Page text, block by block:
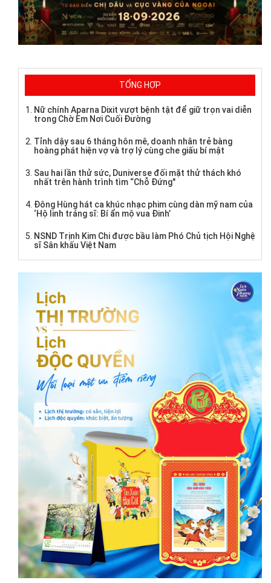
TỔNG HỢP
Nữ chính Aparna Dixit vượt bệnh tật để giữ trọn vai diễn
trong Chờ Em Nơi Cuối Đường
Tỉnh dậy sau 6 tháng hôn mê, doanh nhân trẻ bàng
hoàng phát hiện vợ và trợ lý cùng che giấu bí mật
Sau hai lần thử sức, Duniverse đối mặt thử thách khó
nhất trên hành trình tìm “Chỗ Đứng"
Đông Hùng hát ca khúc nhạc phim cùng dàn mỹ nam của
‘Hộ linh tráng sĩ: Bí ẩn mộ vua Đinh’
NSND Trịnh Kim Chi được bầu làm Phó Chủ tịch Hội Nghệ
sĩ Sân khấu Việt Nam